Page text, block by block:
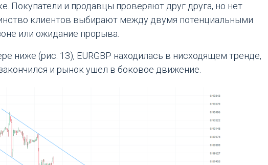
Покупатели и продавцы проверяют друг друга, но нет
клиентов выбирают между двумя потенциальными
или ожидание прорыва.
ниже (рис. 13), EURGBP находилась в нисходящем тренде,
и рынок ушел в боковое движение.